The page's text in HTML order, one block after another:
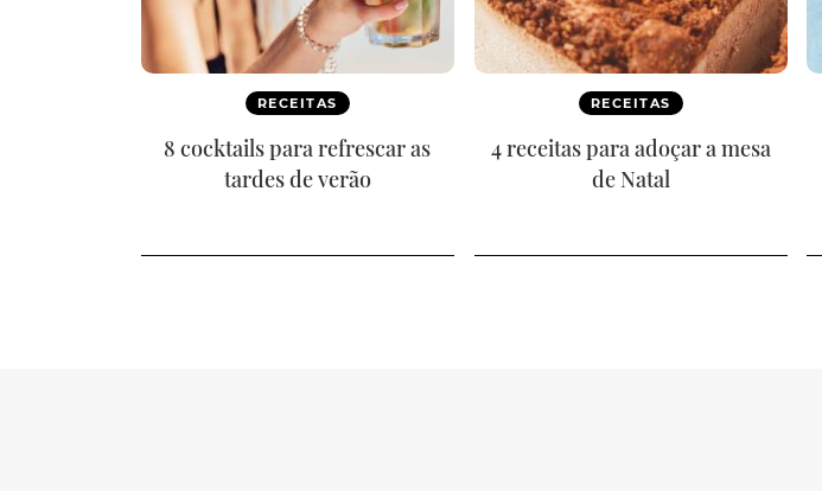
RECEITAS
8 cocktails para refrescar as
tardes de verão
RECEITAS
4 receitas para adoçar a mesa
de Natal